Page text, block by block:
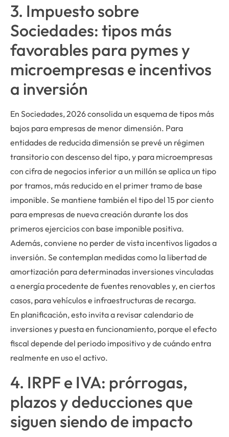
3. Impuesto sobre
Sociedades: tipos más
favorables para pymes y
microempresas e incentivos
a inversión
En Sociedades, 2026 consolida un esquema de tipos más
bajos para empresas de menor dimensión. Para
entidades de reducida dimensión se prevé un régimen
transitorio con descenso del tipo, y para microempresas
con cifra de negocios inferior a un millón se aplica un tipo
por tramos, más reducido en el primer tramo de base
imponible. Se mantiene también el tipo del 15 por ciento
para empresas de nueva creación durante los dos
primeros ejercicios con base imponible positiva.
Además, conviene no perder de vista incentivos ligados a
inversión. Se contemplan medidas como la libertad de
amortización para determinadas inversiones vinculadas
a energía procedente de fuentes renovables y, en ciertos
casos, para vehículos e infraestructuras de recarga.
En planificación, esto invita a revisar calendario de
inversiones y puesta en funcionamiento, porque el efecto
fiscal depende del periodo impositivo y de cuándo entra
realmente en uso el activo.
4. IRPF e IVA: prórrogas,
plazos y deducciones que
siguen siendo de impacto